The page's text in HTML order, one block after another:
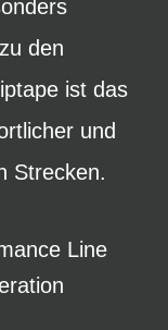
den
ist das
und
Strecken.
Line